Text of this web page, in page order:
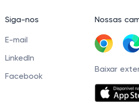
Siga-nos
E-mail
LinkedIn
Facebook
Nossas
Baixar